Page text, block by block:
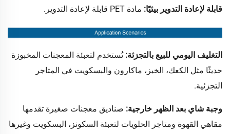
قابلة لإعادة التدوير بيئيًا: مادة PET قابلة لإعادة التدوير.
التغليف اليومي للبيع بالتجزئة:تُستخدم لتعبئة المعجنات المخبوزة
حديثًا مثل الكعك، الخبز، ماكارون والبسكويت في المتاجر
التجزئية.
وجبة شاي بعد الظهر خارجية: صناديق معجنات صغيرة تقدمها
مقاهي القهوة ومتاجر الحلويات لتعبئة السكونز، البسكويت وغيرها